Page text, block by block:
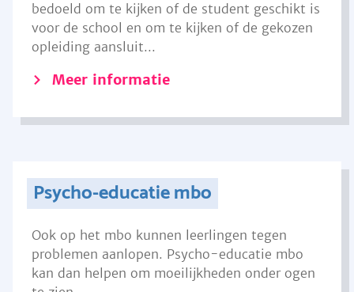
bedoeld om te kijken of de student geschikt is
voor de school en om te kijken of de gekozen
opleiding aansluit...
Meer informatie
Psycho-educatie mbo
Ook op het mbo kunnen leerlingen tegen
problemen aanlopen. Psycho-educatie mbo
kan dan helpen om moeilijkheden onder ogen